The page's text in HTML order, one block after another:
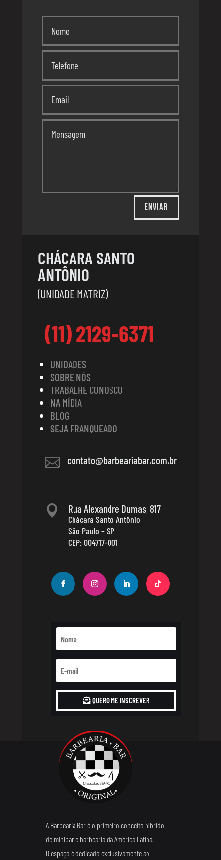
Enviar
CHÁCARA SANTO
ANTÔNIO
(UNIDADE MATRIZ)
(11) 2129-6371
UNIDADES
SOBRE NÓS
TRABALHE CONOSCO
NA MÍDIA
BLOG
SEJA FRANQUEADO
 contato@barbeariabar.com.br
 Rua Alexandre Dumas, 817
Chácara Santo Antônio
São Paulo – SP
CEP: 004717-001
QUERO ME INSCREVER
A Barbearia Bar é o primeiro conceito híbrido
de minibar e barbearia da América Latina.
O espaço é dedicado exclusivamente ao